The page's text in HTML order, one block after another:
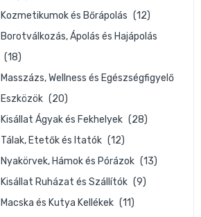
Kozmetikumok és Bőrápolás (12)
Borotválkozás, Ápolás és Hajápolás
(18)
Masszázs, Wellness és Egészségfigyelő
Eszközök (20)
Kisállat Ágyak és Fekhelyek (28)
Tálak, Etetők és Itatók (12)
Nyakörvek, Hámok és Pórázok (13)
Kisállat Ruházat és Szállítók (9)
Macska és Kutya Kellékek (11)